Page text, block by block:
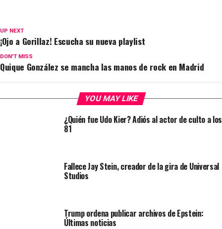
UP NEXT
¡Ojo a Gorillaz! Escucha su nueva playlist
DON'T MISS
Quique González se mancha las manos de rock en Madrid
YOU MAY LIKE
¿Quién fue Udo Kier? Adiós al actor de culto a los
81
Fallece Jay Stein, creador de la gira de Universal
Studios
Trump ordena publicar archivos de Epstein:
Últimas noticias